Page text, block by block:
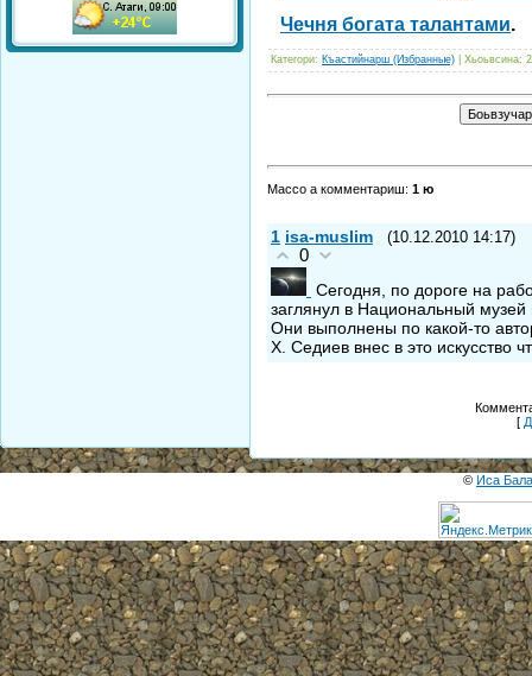
Чечня богата талантами.
Категори: Къастийнарш (Избранные) Хьоьвсина:
Массо а комментариш: 1 ю
1 isa-muslim (10.12.2010 14:17)
0
Сегодня, по дороге на
заглянул в Национальный
Они выполнены по какой-то
Х. Седиев внес в это искусство
[
© Иса